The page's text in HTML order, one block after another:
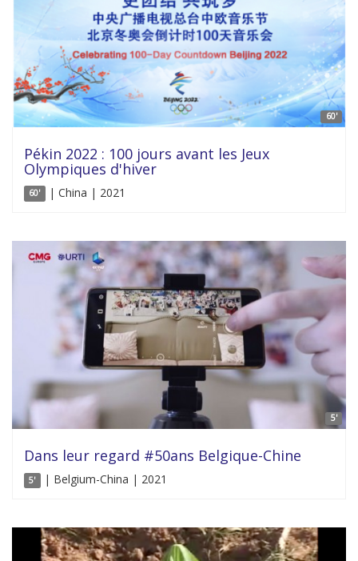
60'
Pékin 2022 : 100 jours avant les Jeux
Olympiques d'hiver
60' | China | 2021
5'
Dans leur regard #50ans Belgique-Chine
5' | Belgium-China | 2021